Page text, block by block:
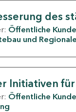
des
Öffentliche
und
Initiativen
Öffentliche